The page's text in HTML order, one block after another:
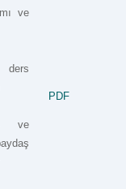
ve
ders
ve
PDF